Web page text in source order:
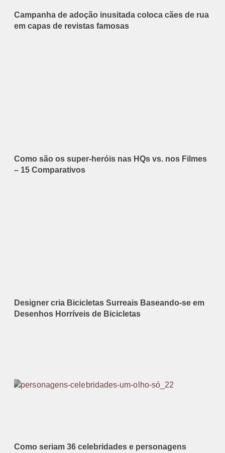
Campanha de adoção inusitada coloca cães de rua
em capas de revistas famosas
Como são os super-heróis nas HQs vs. nos Filmes
– 15 Comparativos
Designer cria Bicicletas Surreais Baseando-se em
Desenhos Horríveis de Bicicletas
Como seriam 36 celebridades e personagens